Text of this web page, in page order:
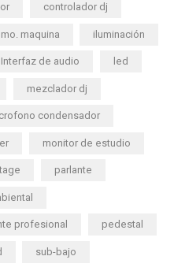
controlador dj
maquina iluminación
Interfaz de audio led
mezclador dj
condensador
monitor de estudio
parlante
profesional pedestal
sub-bajo